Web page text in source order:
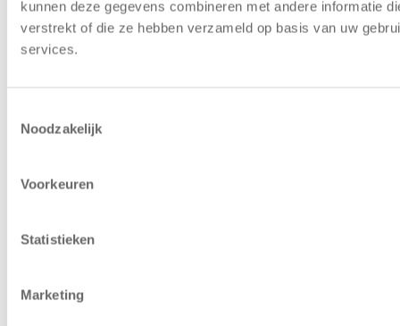
kunnen deze gegevens combineren met andere informatie
verstrekt of die ze hebben verzameld op basis van uw
services.
Noodzakelijk
Voorkeuren
Statistieken
Marketing
kinderdagverblijf, hebben wij tussen de activiteit en